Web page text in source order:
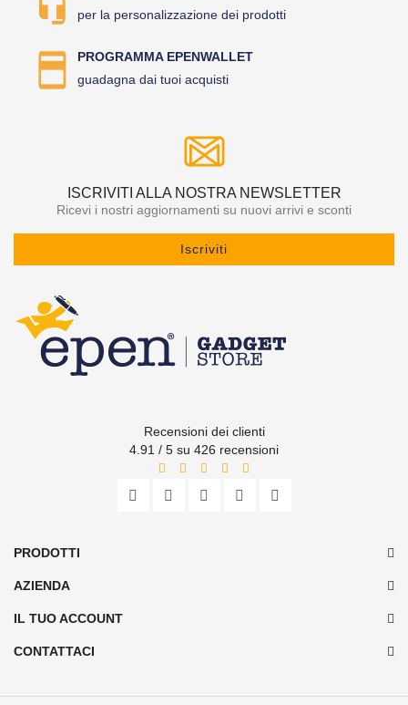
per la personalizzazione dei prodotti
PROGRAMMA EPENWALLET
guadagna dai tuoi acquisti
ISCRIVITI ALLA NOSTRA NEWSLETTER
Ricevi i nostri aggiornamenti su nuovi arrivi e sconti
Iscriviti
Recensioni dei clienti
4.91 / 5 su 426 recensioni
PRODOTTI
AZIENDA
IL TUO ACCOUNT
CONTATTACI